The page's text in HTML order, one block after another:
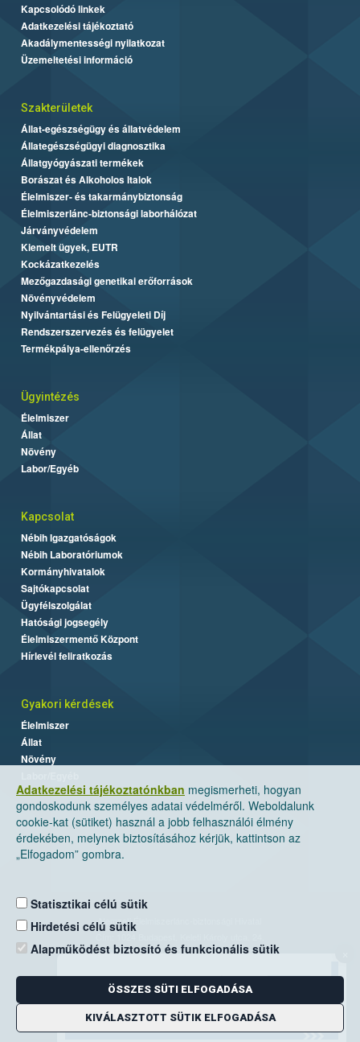
Adatkezelési tájékoztatónkban megismerheti, hogyan
gondoskodunk személyes adatai védelméről. Weboldalunk
cookie-kat (sütiket) használ a jobb felhasználói élmény
érdekében, melynek biztosításához kérjük, kattintson az
„Elfogadom” gombra.
Statisztikai célú sütik
Hirdetési célú sütik
Alapműködést biztosító és funkcionális sütik
ÖSSZES SÜTI ELFOGADÁSA
KIVÁLASZTOTT SÜTIK ELFOGADÁSA
Kapcsolódó linkek
Adatkezelési tájékoztató
Akadálymentességi nyilatkozat
Üzemeltetési információ
Szakterületek
Állat-egészségügy és állatvédelem
Állategészségügyi diagnosztika
Állatgyógyászati termékek
Borászat és Alkoholos Italok
Élelmiszer- és takarmánybiztonság
Élelmiszerlánc-biztonsági laborhálózat
Járványvédelem
Kiemelt ügyek, EUTR
Kockázatkezelés
Mezőgazdasági genetikai erőforrások
Növényvédelem
Nyilvántartási és Felügyeleti Díj
Rendszerszervezés és felügyelet
Termékpálya-ellenőrzés
Ügyintézés
Élelmiszer
Állat
Növény
Labor/Egyéb
Kapcsolat
Nébih Igazgatóságok
Nébih Laboratóriumok
Kormányhivatalok
Sajtókapcsolat
Ügyfélszolgálat
Hatósági jogsegély
Élelmiszermentő Központ
Hírlevél feliratkozás
Gyakori kérdések
Élelmiszer
Állat
Növény
Nemzeti Élelmiszerlánc-biztonsági Hivatal
Levelezési cím: 1525 Budapest. Pf. 30.
E-mail:ugyfelszolgalat@nebih.gov.hu
Zöld szám: 06-80/263-244
Telefon: 06-1/ 336-9000